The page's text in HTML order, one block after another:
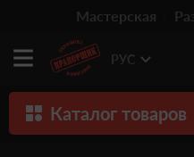
Мастерская
РУС
Каталог товаров